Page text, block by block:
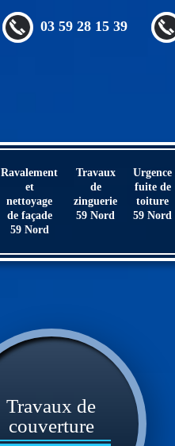
03 59 28 15 39
Ravalement
et
nettoyage
de façade
59 Nord
Travaux
de
zinguerie
59 Nord
Urgence
fuite de
toiture
59 Nord
Travaux de
couverture